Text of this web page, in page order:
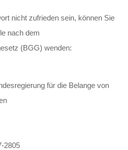
nicht zufrieden sein, können Sie
nach dem
(BGG) wenden:
für die Belange von
2805